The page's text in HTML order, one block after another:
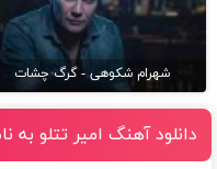
شهرام شکوهی - گرگ چشات
دانلود آهنگ امیر تتلو